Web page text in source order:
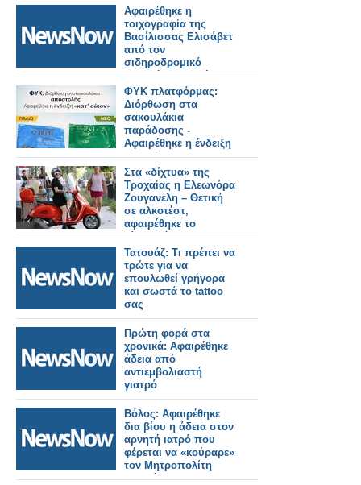
Αφαιρέθηκε η
τοιχογραφία της
Βασίλισσας Ελισάβετ
από τον
σιδηροδρομικό
σταθμό του Γκρέιτ
Γιάρμουθ.
ΦΥΚ πλατφόρμας:
Διόρθωση στα
σακουλάκια
παράδοσης -
Αφαιρέθηκε η ένδειξη
"κατ'οίκον"
Στα «δίχτυα» της
Τροχαίας η Ελεωνόρα
Ζουγανέλη – Θετική
σε αλκοτέστ,
αφαιρέθηκε το
δίπλωμά της
Τατουάζ: Τι πρέπει να
τρώτε για να
επουλωθεί γρήγορα
και σωστά το tattoo
σας
Πρώτη φορά στα
χρονικά: Αφαιρέθηκε
άδεια από
αντιεμβολιαστή
γιατρό
Βόλος: Αφαιρέθηκε
δια βίου η άδεια στον
αρνητή ιατρό που
φέρεται να «κούραρε»
τον Μητροπολίτη
Κοσμά